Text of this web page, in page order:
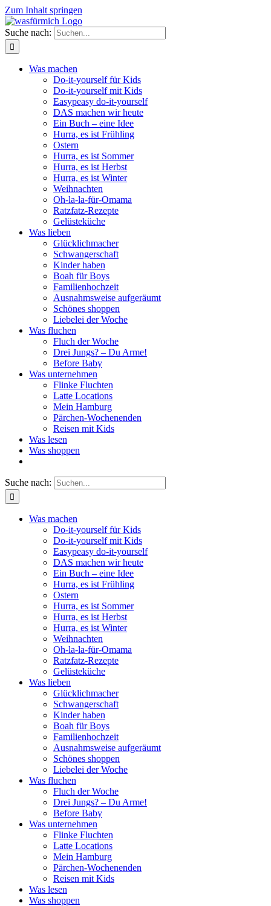
Zum Inhalt springen
Suche nach:
Was machen
Do-it-yourself für Kids
Do-it-yourself mit Kids
Easypeasy do-it-yourself
DAS machen wir heute
Ein Buch – eine Idee
Hurra, es ist Frühling
Ostern
Hurra, es ist Sommer
Hurra, es ist Herbst
Hurra, es ist Winter
Weihnachten
Oh-la-la-für-Omama
Ratzfatz-Rezepte
Gelüsteküche
Was lieben
Glücklichmacher
Schwangerschaft
Kinder haben
Boah für Boys
Familienhochzeit
Ausnahmsweise aufgeräumt
Schönes shoppen
Liebelei der Woche
Was fluchen
Fluch der Woche
Drei Jungs? – Du Arme!
Before Baby
Was unternehmen
Flinke Fluchten
Latte Locations
Mein Hamburg
Pärchen-Wochenenden
Reisen mit Kids
Was lesen
Was shoppen
Suche nach:
Was machen
Do-it-yourself für Kids
Do-it-yourself mit Kids
Easypeasy do-it-yourself
DAS machen wir heute
Ein Buch – eine Idee
Hurra, es ist Frühling
Ostern
Hurra, es ist Sommer
Hurra, es ist Herbst
Hurra, es ist Winter
Weihnachten
Oh-la-la-für-Omama
Ratzfatz-Rezepte
Gelüsteküche
Was lieben
Glücklichmacher
Schwangerschaft
Kinder haben
Boah für Boys
Familienhochzeit
Ausnahmsweise aufgeräumt
Schönes shoppen
Liebelei der Woche
Was fluchen
Fluch der Woche
Drei Jungs? – Du Arme!
Before Baby
Was unternehmen
Flinke Fluchten
Latte Locations
Mein Hamburg
Pärchen-Wochenenden
Reisen mit Kids
Was lesen
Was shoppen